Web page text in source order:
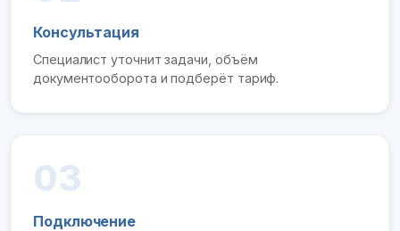
Консультация
Специалист уточнит задачи, объём
документооборота и подберёт тариф.
03
Подключение